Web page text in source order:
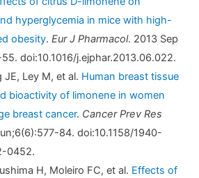
hyperglycemia in mice with high-
obesity.Eur J Pharmacol. 2013 Sep
doi:10.1016/j.ejphar.2013.06.022.
JE, Ley M, et al. Human breast tissue
bioactivity of limonene in women
breast cancer. Cancer Prev Res
84. doi:10.1158/1940-
0452.
H, Moleiro FC, et al. Effects of